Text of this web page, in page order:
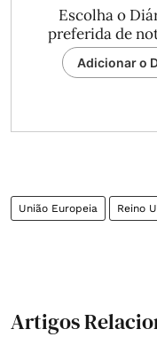
Escolha o
preferida de
Adicionar o
União Europeia Reino
Artigos